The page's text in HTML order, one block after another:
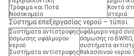
Τρόφιμα και Ποτά
Νοσοκομείο
Κοντά
στεριά
Σύστημα επεξεργασίας νερού – τύποι
Συστήματα αντίστροφης
όσμωσης υφάλμυρου
νερού
Συστήματα αντίστροφης
υφάλμυρο νερό
όσμωσης ro BWRO,
συστήματα
θαλασσινού νερού